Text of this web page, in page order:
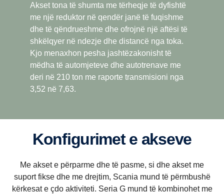
Qëndrueshmëria e lëvizjes
overdrive, gjë që përputhet me filozofinë e motorit
me rrotullime të ulëta të Scania.
Akset tona të shumta me tërheqje të dyfishtë
me një reduktor në qendër janë të fuqishme
dhe të qëndrueshme dhe ofrojnë një aftësi të
shkëlqyer në ndezje dhe distancë nga toka.
Kjo menaxhon pesha jashtëzakonisht të
mëdha të automjeteve dhe autotrenave me
deri në 210 ton me raporte transmisioni nga
3,52 në 7,63.
Konfigurimet e akseve
Me akset e përparme dhe të pasme, si dhe akset me
suport fikse dhe me drejtim, Scania mund të përmbushë
kërkesat e çdo aktiviteti. Seria G mund të kombinohet me